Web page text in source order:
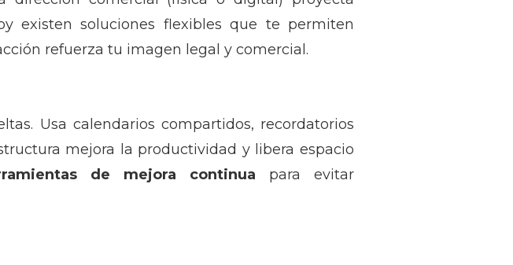
existen soluciones flexibles que te permiten
refuerza tu imagen legal y comercial.
Usa calendarios compartidos, recordatorios
mejora la productividad y libera espacio
de mejora continua para evitar